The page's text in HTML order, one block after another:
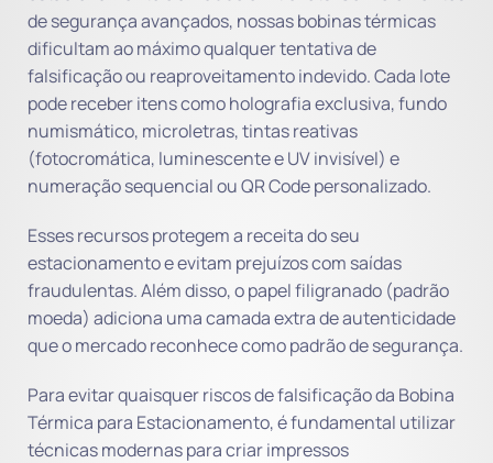
de segurança avançados, nossas bobinas térmicas
dificultam ao máximo qualquer tentativa de
falsificação ou reaproveitamento indevido. Cada lote
pode receber itens como holografia exclusiva, fundo
numismático, microletras, tintas reativas
(fotocromática, luminescente e UV invisível) e
numeração sequencial ou QR Code personalizado.
Esses recursos protegem a receita do seu
estacionamento e evitam prejuízos com saídas
fraudulentas. Além disso, o papel filigranado (padrão
moeda) adiciona uma camada extra de autenticidade
que o mercado reconhece como padrão de segurança.
Para evitar quaisquer riscos de falsificação da Bobina
Térmica para Estacionamento, é fundamental utilizar
técnicas modernas para criar impressos